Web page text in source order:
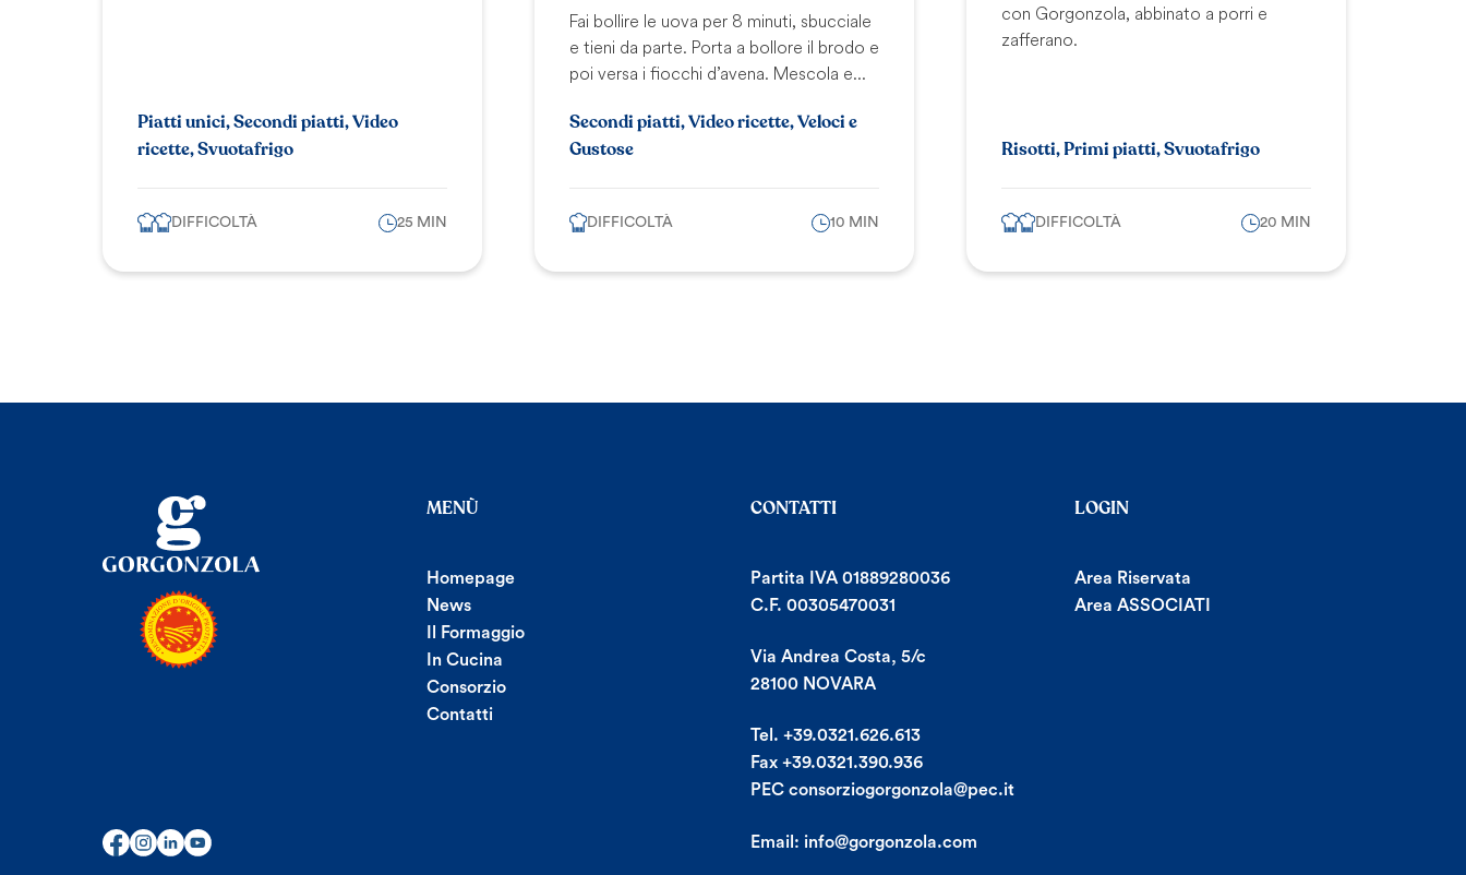
Piatti unici, Secondi piatti, Video
ricette, Svuotafrigo
DIFFICOLTÀ 25 MIN
Fai bollire le uova per 8 minuti, sbucciale
e tieni da parte. Porta a bollore il brodo e
poi versa i fiocchi d’avena. Mescola e...
Secondi piatti, Video ricette, Veloci e
Gustose
DIFFICOLTÀ 10 MIN
con Gorgonzola, abbinato a porri e
zafferano.
Risotti, Primi piatti, Svuotafrigo
DIFFICOLTÀ 20 MIN
MENÙ
Homepage
News
Il Formaggio
In Cucina
Consorzio
Contatti
CONTATTI
Partita IVA 01889280036
C.F. 00305470031
Via Andrea Costa, 5/c
28100 NOVARA
Tel. +39.0321.626.613
Fax +39.0321.390.936
PEC consorziogorgonzola@pec.it
Email: info@gorgonzola.com
LOGIN
Area Riservata
Area ASSOCIATI